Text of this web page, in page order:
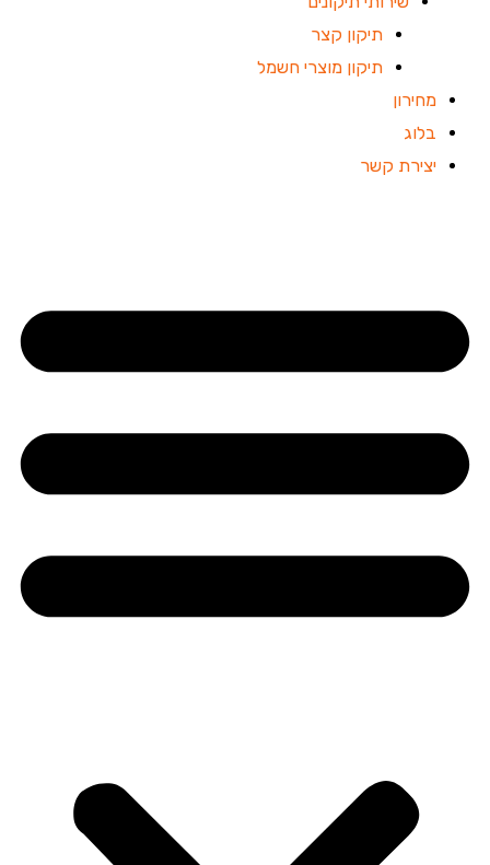
תיקון קצר
תיקון מוצרי חשמל
מחירון
בלוג
יצירת קשר